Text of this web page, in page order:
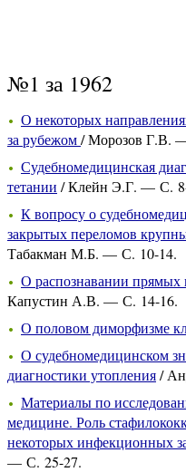
№1 за 1962
О некоторых
за рубежом/ Морозов Г.В.
Судебномедицинская
тетании / Клейн Э.Г. — С.
К вопросу о
закрытых переломов
Табакман М.Б. — С. 10-14.
О распознавании прямых
Капустин А.В. — С. 14-16.
О половом диморфизме
О судебномедицинском
диагностики утопления/
Материалы по
медицине. Роль
некоторых инфекционных
— С. 25-27.